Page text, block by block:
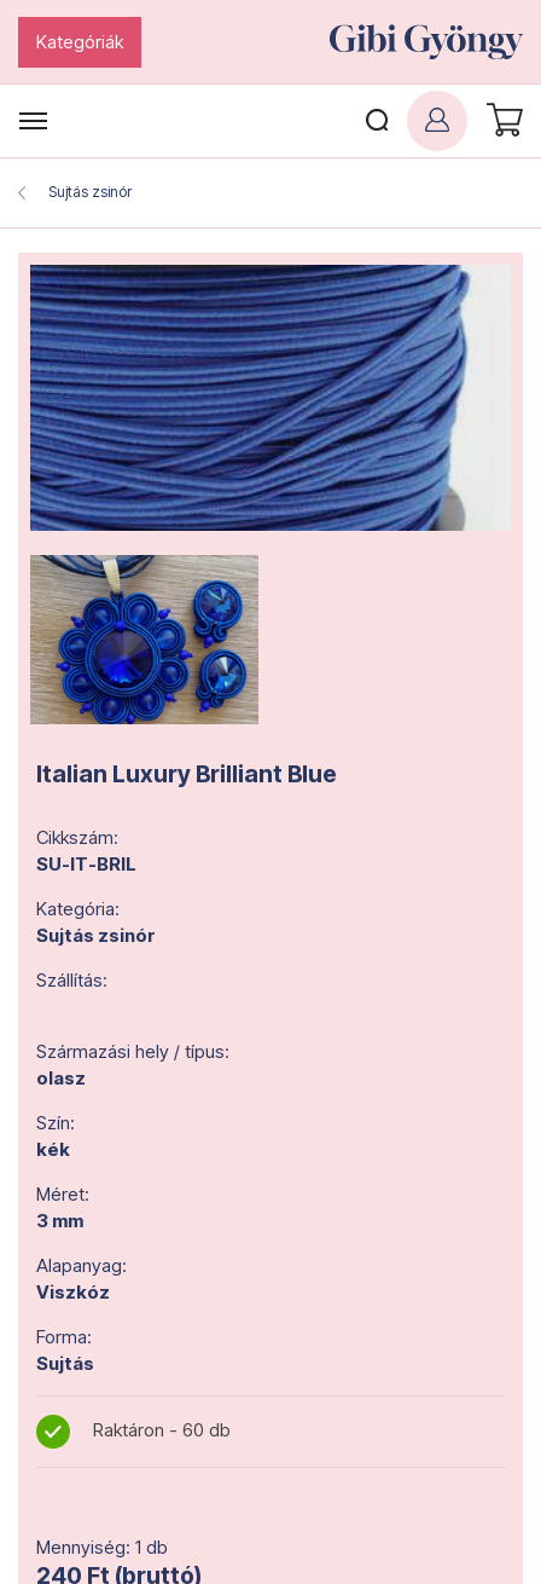
Kategóriák
Sujtás zsinór
Italian Luxury Brilliant Blue
Cikkszám:
SU-IT-BRIL
Kategória:
Sujtás zsinór
Szállítás:
Származási hely / típus:
olasz
Szín:
kék
Méret:
3 mm
Alapanyag:
Viszkóz
Forma:
Sujtás
Raktáron - 60 db
Mennyiség: 1 db
240 Ft (bruttó)